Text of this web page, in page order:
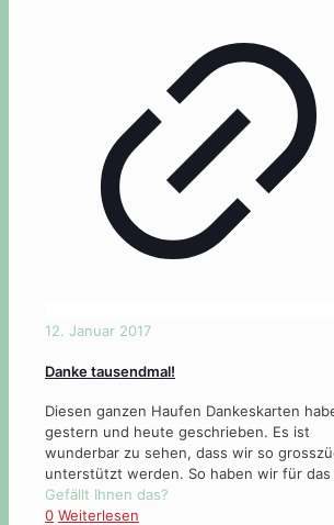
12. Januar 2017
Danke tausendmal!
Diesen ganzen Haufen Dankeskarten
gestern und heute geschrieben. Es ist
wunderbar zu sehen, dass wir so
unterstützt werden. So haben wir für das
Gefällt Ihnen das?
0 Weiterlesen